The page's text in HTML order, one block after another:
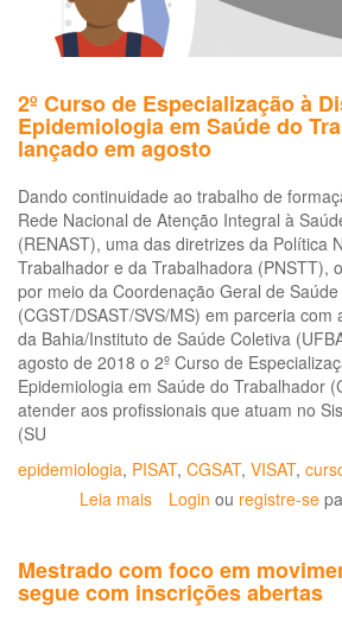
2º Curso de Especialização à
Epidemiologia em Saúde do
lançado em agosto
Dando continuidade ao trabalho de
Rede Nacional de Atenção Integral à
(RENAST), uma das diretrizes da Política
Trabalhador e da Trabalhadora (PNSTT),
por meio da Coordenação Geral de
(CGST/DSAST/SVS/MS) em parceria
da Bahia/Instituto de Saúde Coletiva
agosto de 2018 o 2º Curso de
Epidemiologia em Saúde do Trabalhador
atender aos profissionais que atuam no
(SU
epidemiologia, PISAT, CGSAT, VISAT,
Leia mais sobre
de
Especialização
Login ou registre-se
Mestrado com foco em
segue com inscrições abertas